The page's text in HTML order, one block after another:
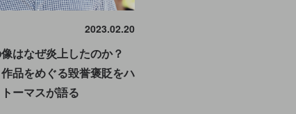
2023.02.20
はなぜ炎上したのか？
品をめぐる毀誉褒貶をハ
ーマスが語る